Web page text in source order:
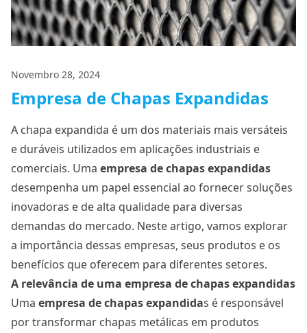
Novembro 28, 2024
Empresa de Chapas Expandidas
A chapa expandida é um dos materiais mais versáteis
e duráveis utilizados em aplicações industriais e
comerciais. Uma empresa de chapas expandidas
desempenha um papel essencial ao fornecer soluções
inovadoras e de alta qualidade para diversas
demandas do mercado. Neste artigo, vamos explorar
a importância dessas empresas, seus produtos e os
benefícios que oferecem para diferentes setores.
A relevância de uma empresa de chapas expandidas
Uma empresa de chapas expandidas é responsável
por transformar chapas metálicas em produtos